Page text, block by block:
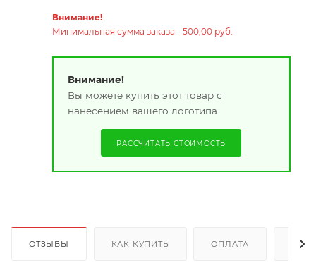
Внимание!
Минимальная сумма заказа - 500,00 руб.
Внимание!
Вы можете купить этот товар с
нанесением вашего логотипа
РАССЧИТАТЬ СТОИМОСТЬ
ОТЗЫВЫ КАК КУПИТЬ ОПЛАТА